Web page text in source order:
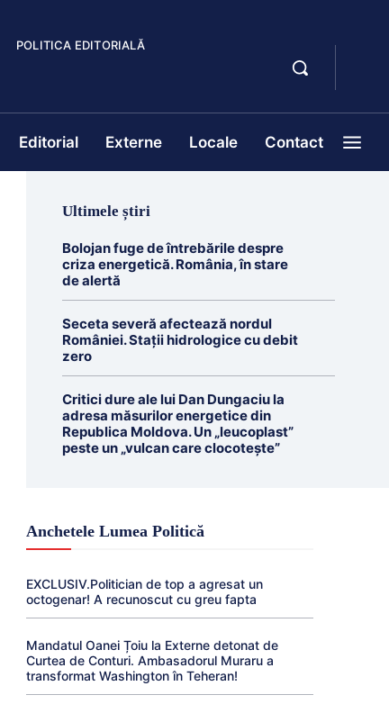
POLITICA EDITORIALĂ
Editorial Externe Locale Contact
Ultimele știri
Bolojan fuge de întrebările despre
criza energetică. România, în stare
de alertă
Seceta severă afectează nordul
României. Stații hidrologice cu debit
zero
Critici dure ale lui Dan Dungaciu la
adresa măsurilor energetice din
Republica Moldova. Un „leucoplast”
peste un „vulcan care clocotește”
Anchetele Lumea Politică
EXCLUSIV.Politician de top a agresat un
octogenar! A recunoscut cu greu fapta
Mandatul Oanei Țoiu la Externe detonat de
Curtea de Conturi. Ambasadorul Muraru a
transformat Washington în Teheran!